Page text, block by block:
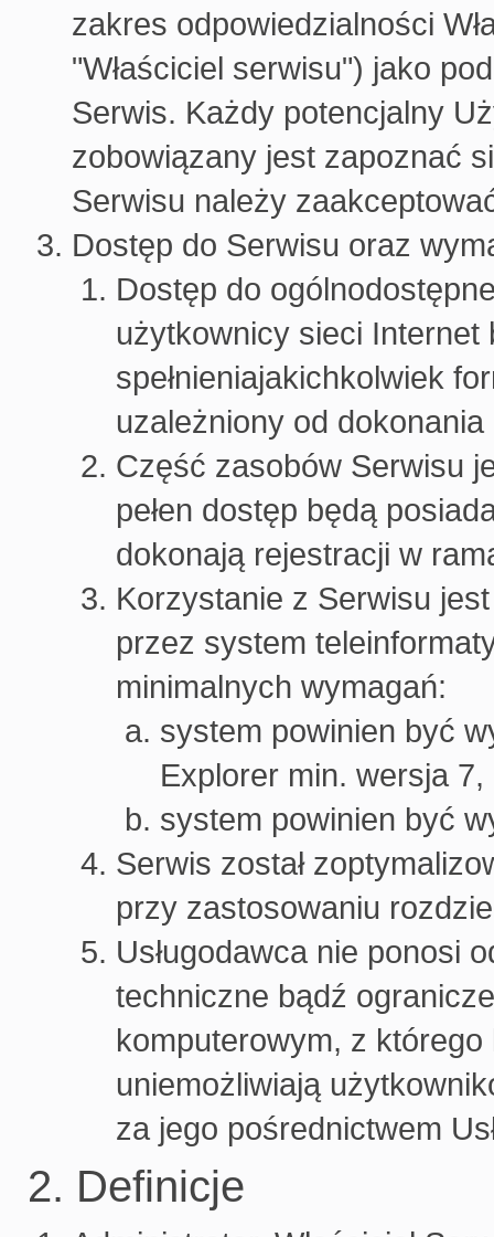
zakres odpowiedzialności
"Właściciel serwisu") jako
Serwis. Każdy potencjalny
zobowiązany jest zapoznać
Serwisu należy
Dostęp do Serwisu oraz
Dostęp do
użytkownicy sieci Internet
spełnieniajakichkolwiek
uzależniony od
Część zasobów Serwisu
pełen dostęp będą
dokonają rejestracji w
Korzystanie z Serwisu
przez system
minimalnych wymagań:
system powinien być
Explorer min. wersja
system powinien być
Serwis został
przy zastosowaniu
Usługodawca nie ponosi
techniczne bądź
komputerowym, z
uniemożliwiają
za jego pośrednictwem
2. Definicje